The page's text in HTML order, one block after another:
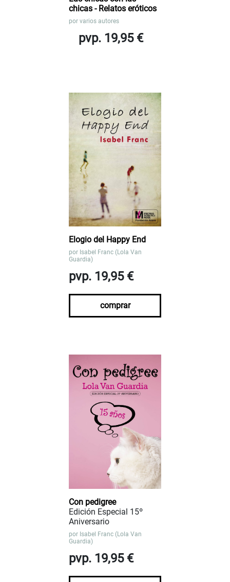
chicas - Relatos eróticos
por varios autores
pvp. 19,95 €
Elogio del Happy End
por Isabel Franc (Lola Van
Guardia)
pvp. 19,95 €
comprar
Con pedigree
Edición Especial 15º
Aniversario
por Isabel Franc (Lola Van
Guardia)
pvp. 19,95 €